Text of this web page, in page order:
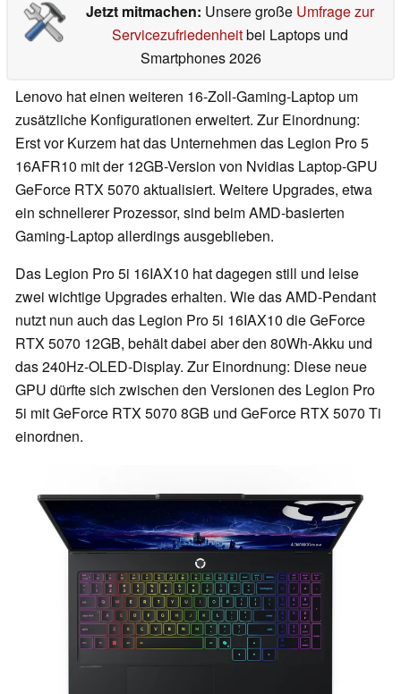
Jetzt mitmachen: Unsere große Umfrage zur
Servicezufriedenheitbei Laptops und
Smartphones 2026
Lenovo hat einen weiteren 16-Zoll-Gaming-Laptop um
zusätzliche Konfigurationen erweitert. Zur Einordnung:
Erst vor Kurzem hat das Unternehmen das Legion Pro 5
16AFR10 mit der 12GB-Version von Nvidias Laptop-GPU
GeForce RTX 5070 aktualisiert. Weitere Upgrades, etwa
ein schnellerer Prozessor, sind beim AMD-basierten
Gaming-Laptop allerdings ausgeblieben.
Das Legion Pro 5i 16IAX10 hat dagegen still und leise
zwei wichtige Upgrades erhalten. Wie das AMD-Pendant
nutzt nun auch das Legion Pro 5i 16IAX10 die GeForce
RTX 5070 12GB, behält dabei aber den 80Wh-Akku und
das 240Hz-OLED-Display. Zur Einordnung: Diese neue
GPU dürfte sich zwischen den Versionen des Legion Pro
5i mit GeForce RTX 5070 8GB und GeForce RTX 5070 Ti
einordnen.